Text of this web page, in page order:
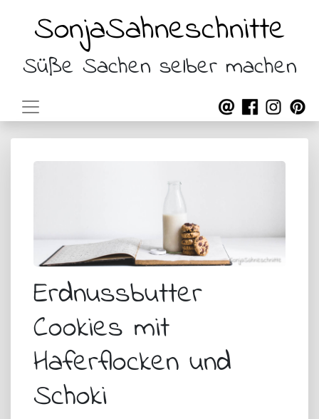
SonjaSahneschnitte
Süße Sachen selber machen
Erdnussbutter
Cookies mit
Haferflocken und
Schoki